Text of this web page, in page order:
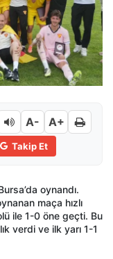
A- A+
Takip Et
oynandı.
maça hızlı
ile 1-0 öne geçti. Bu
verdi ve ilk yarı 1-1